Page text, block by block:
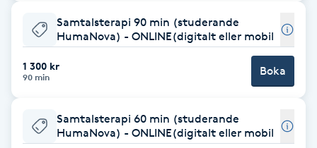
Blowout
Bottenfärg
Brynformning
Samtalsterapi 90 min (studerande
HumaNova) - ONLINE(digitalt eller mobil
1 300 kr
90 min Boka
Samtalsterapi 60 min (studerande
HumaNova) - ONLINE(digitalt eller mobil